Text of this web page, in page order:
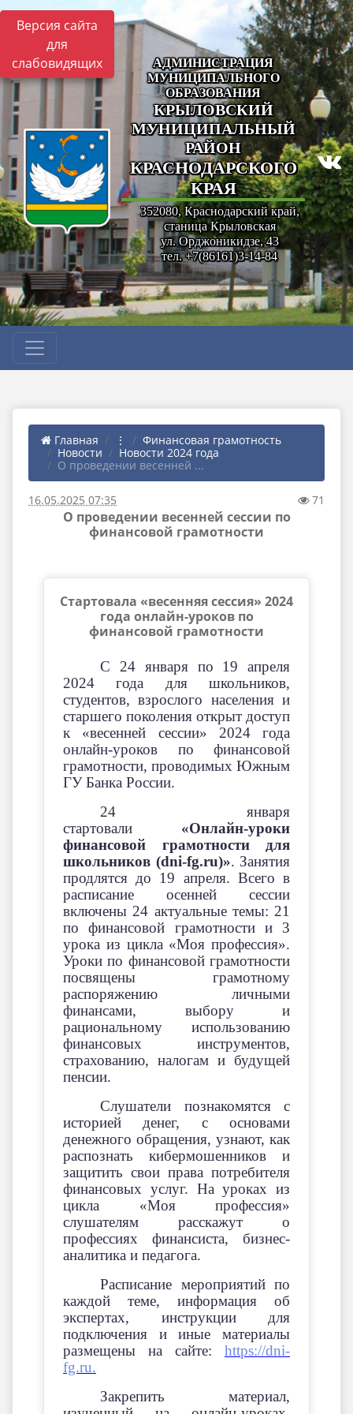
Версия сайта
для
слабовидящих
АДМИНИСТРАЦИЯ
МУНИЦИПАЛЬНОГО
ОБРАЗОВАНИЯ
КРЫЛОВСКИЙ
МУНИЦИПАЛЬНЫЙ
РАЙОН
КРАСНОДАРСКОГО
КРАЯ
352080, Краснодарский край,
станица Крыловская
ул. Орджоникидзе, 43
тел. +7(86161)3-14-84
Главная ⋮
Финансовая грамотность
Новости
Новости 2024 года
О проведении весенней ...
16.05.2025 07:35 71
О проведении весенней сессии по
финансовой грамотности
Стартовала «весенняя сессия» 2024
года онлайн-уроков по
финансовой грамотности
С 24 января по 19 апреля
2024 года для школьников,
студентов, взрослого населения и
старшего поколения открыт доступ
к «весенней сессии» 2024 года
онлайн-уроков по финансовой
грамотности, проводимых Южным
ГУ Банка России.
24 января
стартовали «Онлайн-уроки
финансовой грамотности для
школьников (dni-fg.ru)». Занятия
продлятся до 19 апреля. Всего в
расписание осенней сессии
включены 24 актуальные темы: 21
по финансовой грамотности и 3
урока из цикла «Моя профессия».
Уроки по финансовой грамотности
посвящены грамотному
распоряжению личными
финансами, выбору и
рациональному использованию
финансовых инструментов,
страхованию, налогам и будущей
пенсии.
Слушатели познакомятся с
историей денег, с основами
денежного обращения, узнают, как
распознать кибермошенников и
защитить свои права потребителя
финансовых услуг. На уроках из
цикла «Моя профессия»
слушателям расскажут о
профессиях финансиста, бизнес-
аналитика и педагога.
Расписание мероприятий по
каждой теме, информация об
экспертах, инструкции для
подключения и иные материалы
размещены на сайте: https://dni-
fg.ru.
Закрепить материал,